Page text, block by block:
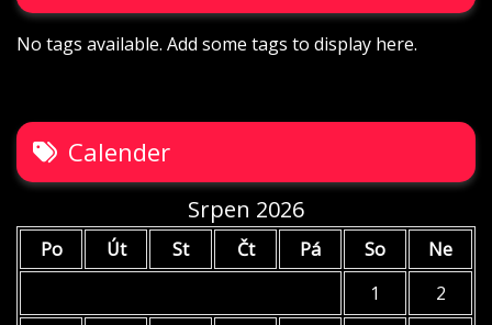
No tags available. Add some tags to display here.
Calender
Srpen 2026
Po Út St Čt Pá So
Ne
1
2